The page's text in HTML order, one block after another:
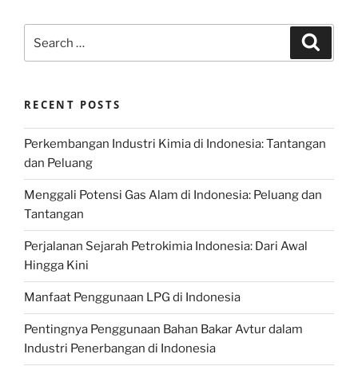
for:
RECENT POSTS
Perkembangan Industri Kimia di Indonesia: Tantangan
dan Peluang
Menggali Potensi Gas Alam di Indonesia: Peluang dan
Tantangan
Perjalanan Sejarah Petrokimia Indonesia: Dari Awal
Hingga Kini
Manfaat Penggunaan LPG di Indonesia
Pentingnya Penggunaan Bahan Bakar Avtur dalam
Industri Penerbangan di Indonesia